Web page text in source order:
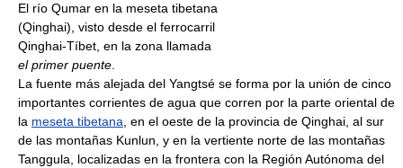
El río Qumar en la meseta tibetana
(Qinghai), visto desde el ferrocarril
Qinghai-Tíbet, en la zona llamada
el primer puente.
La fuente más alejada del Yangtsé se forma por la unión de cinco
importantes corrientes de agua que corren por la parte oriental de
la meseta tibetana, en el oeste de la provincia de Qinghai, al sur
de las montañas Kunlun, y en la vertiente norte de las montañas
Tanggula, localizadas en la frontera con la Región Autónoma del